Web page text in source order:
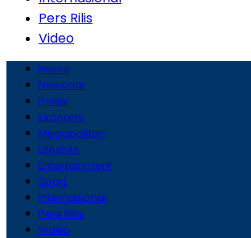
Pers Rilis
Video
Home
Nasional
Politik
Ekonomi
Megapolitan
Lifestyle
Entertainment
Sport
Internasional
Pers Rilis
Video